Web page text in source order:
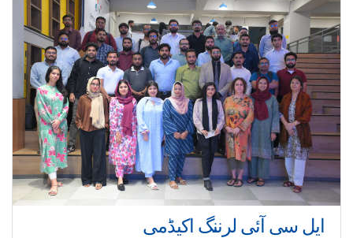
ایل سی آئی لرننگ اکیڈمی